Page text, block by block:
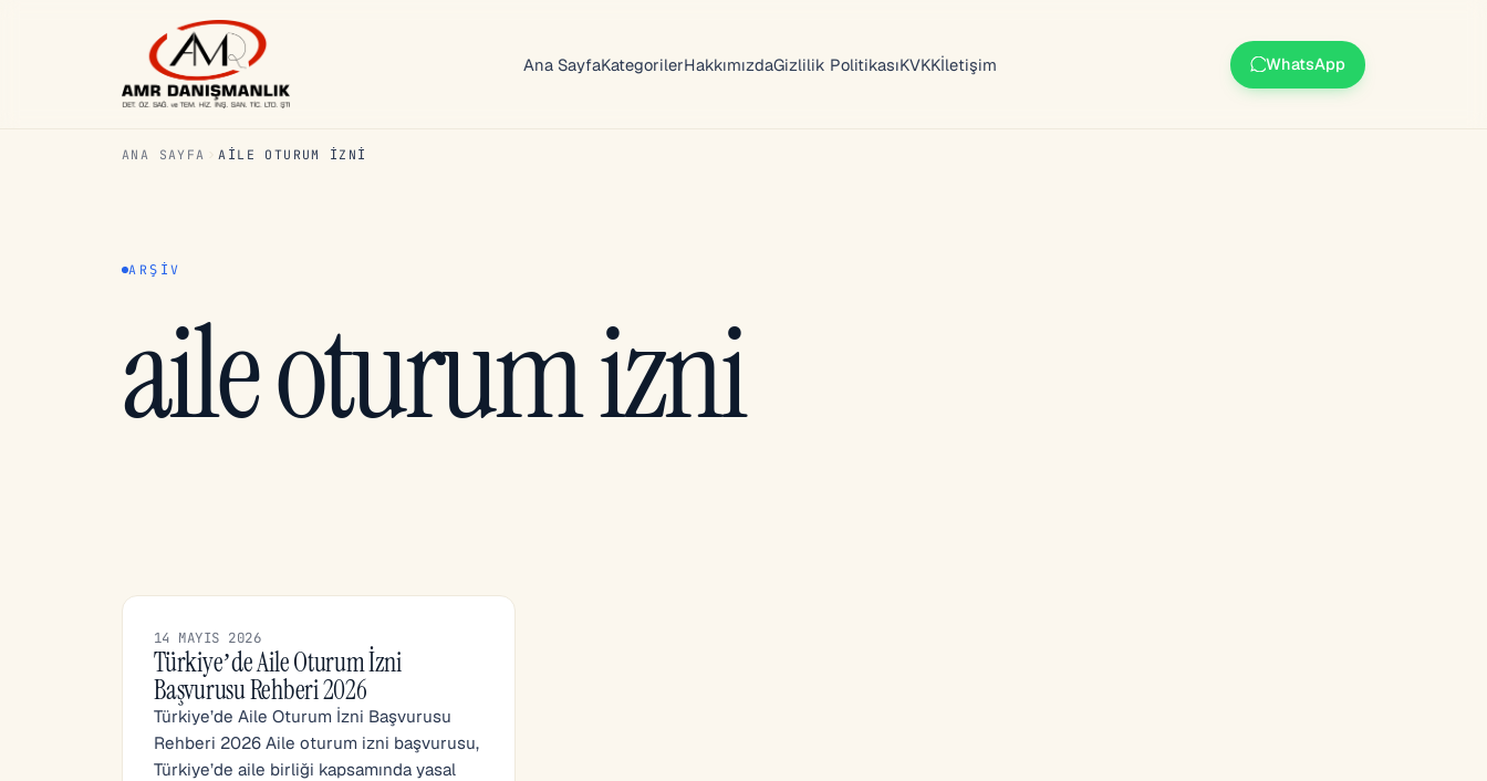
Ana SayfaKategorilerHakkımızdaGizlilik PolitikasıKVKKİletişim WhatsApp
ANA SAYFA AILE OTURUM IZNI
ARŞIV
aile oturum izni
14 MAYIS 2026
Türkiye’de Aile Oturum İzni
Başvurusu Rehberi 2026
Türkiye’de Aile Oturum İzni Başvurusu
Rehberi 2026 Aile oturum izni başvurusu,
Türkiye’de aile birliği kapsamında yasal